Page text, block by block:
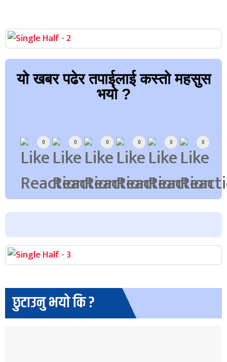
यो खबर पढेर तपाईलाई कस्तो महसुस
भयो ?
0 0 0 0 0 0
छुटाउनु भयो कि ?